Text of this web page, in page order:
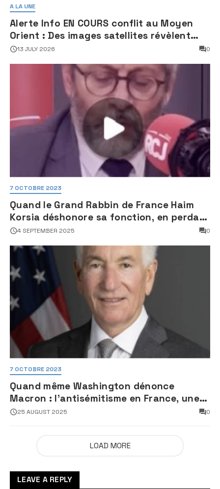
A LA UNE
Alerte Info EN COURS conflit au Moyen
Orient : Des images satellites révèlent
une activité jugée « inquiétante » sur
13 JULY 2026 0
7 OCTOBRE 2023
Quand le Grand Rabbin de France Haim
Korsia déshonore sa fonction, en perdant
son sang froid
4 SEPTEMBER 2025 0
7 OCTOBRE 2023
Quand même Washington dénonce
Macron : l’antisémitisme en France, une
faillite d’État
25 AUGUST 2025 0
LOAD MORE
LEAVE A REPLY